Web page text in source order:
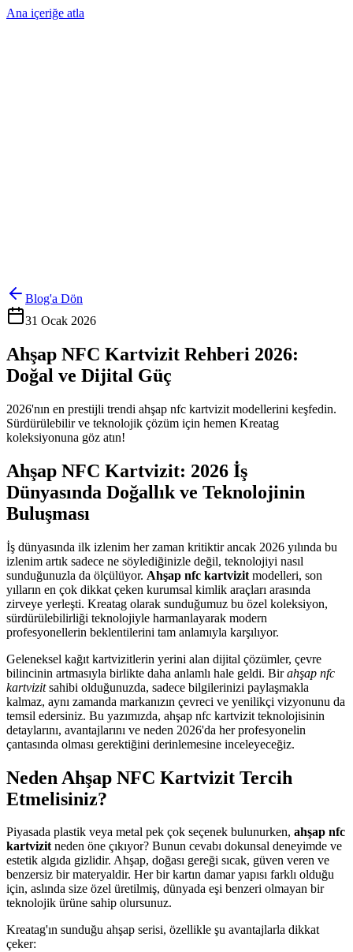
Ana içeriğe atla
Blog'a Dön
31 Ocak 2026
Ahşap NFC Kartvizit Rehberi 2026:
Doğal ve Dijital Güç
2026'nın en prestijli trendi ahşap nfc kartvizit modellerini keşfedin.
Sürdürülebilir ve teknolojik çözüm için hemen Kreatag
koleksiyonuna göz atın!
Ahşap NFC Kartvizit: 2026 İş
Dünyasında Doğallık ve Teknolojinin
Buluşması
İş dünyasında ilk izlenim her zaman kritiktir ancak 2026 yılında bu
izlenim artık sadece ne söylediğinizle değil, teknolojiyi nasıl
sunduğunuzla da ölçülüyor. Ahşap nfc kartvizit modelleri, son
yılların en çok dikkat çeken kurumsal kimlik araçları arasında
zirveye yerleşti. Kreatag olarak sunduğumuz bu özel koleksiyon,
sürdürülebilirliği teknolojiyle harmanlayarak modern
profesyonellerin beklentilerini tam anlamıyla karşılıyor.
Geleneksel kağıt kartvizitlerin yerini alan dijital çözümler, çevre
bilincinin artmasıyla birlikte daha anlamlı hale geldi. Birahşap nfc
kartvizitsahibi olduğunuzda, sadece bilgilerinizi paylaşmakla
kalmaz, aynı zamanda markanızın çevreci ve yenilikçi vizyonunu da
temsil edersiniz. Bu yazımızda, ahşap nfc kartvizit teknolojisinin
detaylarını, avantajlarını ve neden 2026'da her profesyonelin
çantasında olması gerektiğini derinlemesine inceleyeceğiz.
Neden Ahşap NFC Kartvizit Tercih
Etmelisiniz?
Piyasada plastik veya metal pek çok seçenek bulunurken, ahşap nfc
kartvizitneden öne çıkıyor? Bunun cevabı dokunsal deneyimde ve
estetik algıda gizlidir. Ahşap, doğası gereği sıcak, güven veren ve
benzersiz bir materyaldir. Her bir kartın damar yapısı farklı olduğu
için, aslında size özel üretilmiş, dünyada eşi benzeri olmayan bir
teknolojik ürüne sahip olursunuz.
Kreatag'ın sunduğu ahşap serisi, özellikle şu avantajlarla dikkat
çeker: